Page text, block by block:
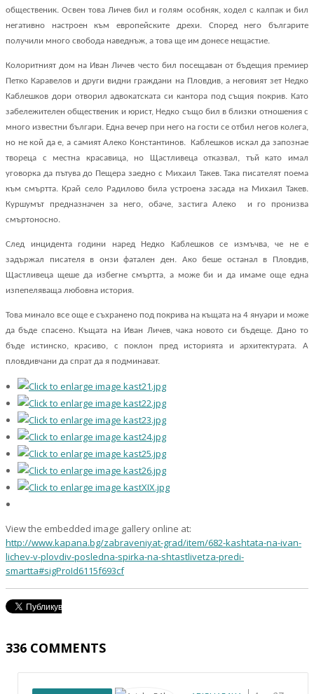
общественик. Освен това Личев бил и голям особняк, ходел с калпак и бил
негативно настроен към европейските дрехи. Според него българите
получили много свобода наведнъж, а това ще им донесе нещастие.
Колоритният дом на Иван Личев често бил посещаван от бъдещия премиер
Петко Каравелов и други видни граждани на Пловдив, а неговият зет Недко
Каблешков дори отворил адвокатската си кантора под същия покрив. Като
забележителен общественик и юрист, Недко също бил в близки отношения с
много известни българи. Една вечер при него на гости се отбил негов колега,
но не кой да е, а самият Алеко Константинов. Каблешков искал да запознае
твореца с местна красавица, но Щастливеца отказвал, тъй като имал
уговорка да пътува до Пещера заедно с Михаил Такев. Така писателят поема
към смъртта. Край село Радилово била устроена засада на Михаил Такев.
Куршумът предназначен за него, обаче, застига Алеко
и го пронизва
смъртоносно.
След инцидента години наред Недко Каблешков се измъчва, че не е
задържал писателя в онзи фатален ден. Ако беше останал в Пловдив,
Щастливеца щеше да избегне смъртта, а може би и да имаме още една
изпепеляваща любовна история.
Това минало все още е съхранено под покрива на къщата на 4 януари и може
да бъде спасено. Къщата на Иван Личев, чака новото си бъдеще. Дано то
бъде истинско, красиво, с поклон пред историята и архитектурата. А
пловдивчани да спрат да я подминават.
View the embedded image gallery online at:
http://www.kapana.bg/zabraveniyat-grad/item/682-kashtata-na-ivan-
lichev-v-plovdiv-posledna-spirka-na-shtastlivetza-predi-
smartta#sigProId6115f693cf
336 COMMENTS